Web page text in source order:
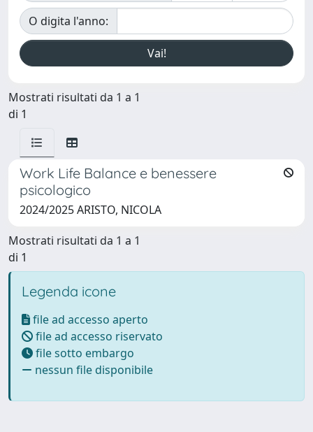
O digita l'anno:
Mostrati risultati da 1 a 1
di 1
Work Life Balance e benessere
psicologico
2024/2025 ARISTO, NICOLA
Mostrati risultati da 1 a 1
di 1
Legenda icone
file ad accesso aperto
file ad accesso riservato
file sotto embargo
nessun file disponibile